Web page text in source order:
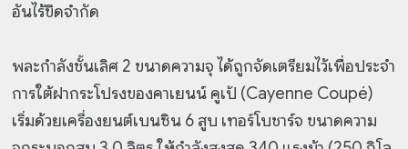
อันไร้ขีดจำกัด
พละกำลังชั้นเลิศ 2 ขนาดความจุ ได้ถูกจัดเตรียมไว้เพื่อประจำ
การใต้ฝากระโปรงของคาเยนน์ คูเป้ (Cayenne Coupé)
เริ่มด้วยเครื่องยนต์เบนซิน 6 สูบ เทอร์โบชาร์จ ขนาดความ